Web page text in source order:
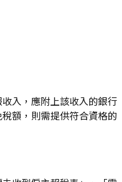
入，應附上該收入的銀行
額，則需提供符合資格的